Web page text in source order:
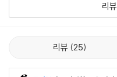
리
리뷰 25